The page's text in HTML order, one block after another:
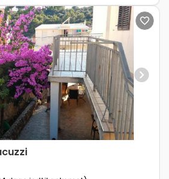
Next